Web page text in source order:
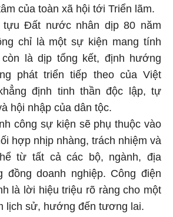
của toàn xã hội tới Triển lãm.
tựu Đất nước nhân dịp 80 năm
chỉ là một sự kiện mang tính
là dịp tổng kết, định hướng
phát triển tiếp theo của Việt
định tinh thần độc lập, tự
hội nhập của dân tộc.
công sự kiện sẽ phụ thuộc vào
hợp nhịp nhàng, trách nhiệm và
từ tất cả các bộ, ngành, địa
đồng doanh nghiệp. Công điện
là lời hiệu triệu rõ ràng cho một
lịch sử, hướng đến tương lai.